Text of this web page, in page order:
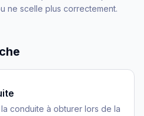
ne scelle plus correctement.
conduite à obturer lors de la